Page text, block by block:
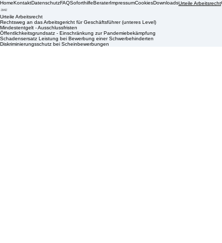
HomeKontaktDatenschutzFAQSoforthilfeBeraterImpressumCookiesDownloadsUrteile Arbeitsrecht
Urteile Arbeitsrecht
Rechtsweg an das Arbeitsgericht für Geschäftsführer (unteres Level)
Mindestentgelt - Ausschlussfristen
Öffentlichkeitsgrundsatz - Einschränkung zur Pandemiebekämpfung
Schadensersatz Leistung bei Bewerbung einer Schwerbehinderten
Diskriminierungsschutz bei Scheinbewerbungen